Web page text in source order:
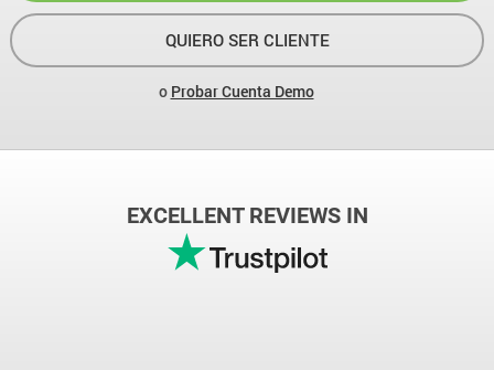
QUIERO SER CLIENTE
o Probar Cuenta Demo
EXCELLENT REVIEWS IN